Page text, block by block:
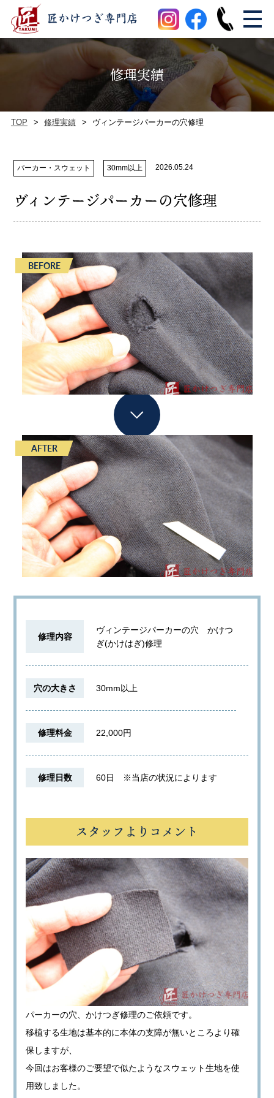
修理実績
TOP 修理実績 ヴィンテージパーカーの穴修理
パーカー・スウェット 30mm以上 2026.05.24
ヴィンテージパーカーの穴修理
BEFORE
AFTER
修理内容
ヴィンテージパーカーの穴 かけつ
ぎ(かけはぎ)修理
穴の大きさ 30mm以上
修理料金 22,000円
修理日数 60日 ※当店の状況によります
スタッフよりコメント
パーカーの穴、かけつぎ修理のご依頼です。
移植する生地は基本的に本体の支障が無いところより確
保しますが、
今回はお客様のご要望で似たようなスウェット生地を使
用致しました。